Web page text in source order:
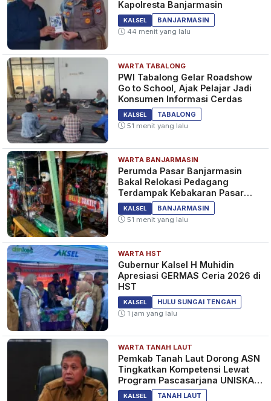
Kapolresta Banjarmasin
KALSEL
BANJARMASIN
44 menit yang lalu
WARTA TABALONG
PWI Tabalong Gelar Roadshow
Go to School, Ajak Pelajar Jadi
Konsumen Informasi Cerdas
KALSEL
TABALONG
51 menit yang lalu
WARTA BANJARMASIN
Perumda Pasar Banjarmasin
Bakal Relokasi Pedagang
Terdampak Kebakaran Pasar
Teluk Dalam
KALSEL
BANJARMASIN
51 menit yang lalu
WARTA HST
Gubernur Kalsel H Muhidin
Apresiasi GERMAS Ceria 2026 di
HST
KALSEL
HULU SUNGAI TENGAH
1 jam yang lalu
WARTA TANAH LAUT
Pemkab Tanah Laut Dorong ASN
Tingkatkan Kompetensi Lewat
Program Pascasarjana UNISKA
MAB Banjarmasin
KALSEL
TANAH LAUT